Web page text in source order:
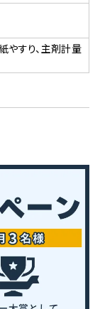
やすり、主剤計量